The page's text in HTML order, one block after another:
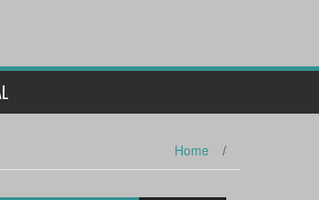
Home /